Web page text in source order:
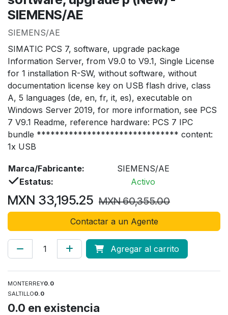
SIEMENS/AE
SIEMENS/AE
SIMATIC PCS 7, software, upgrade package
Information Server, from V9.0 to V9.1, Single License
for 1 installation R-SW, without software, without
documentation license key on USB flash drive, class
A, 5 languages (de, en, fr, it, es), executable on
Windows Server 2019, for more information, see PCS
7 V9.1 Readme, reference hardware: PCS 7 IPC
bundle ******************************* content:
1x USB
Marca/Fabricante:
SIEMENS/AE
Estatus:
Activo
MXN 33,195.25 MXN60,355.00
Contactar a un Agente
Agregar al carrito
MONTERREY0.0
SALTILLO0.0
0.0 en existencia